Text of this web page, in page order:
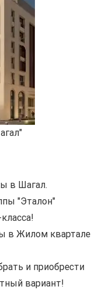
в Шагал.
"Эталон"
в Жилом квартале
и приобрести
вариант!